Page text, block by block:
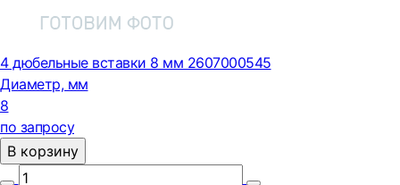
4 дюбельные вставки 8 мм 2607000545
Диаметр, мм
8
по запросу
В корзину